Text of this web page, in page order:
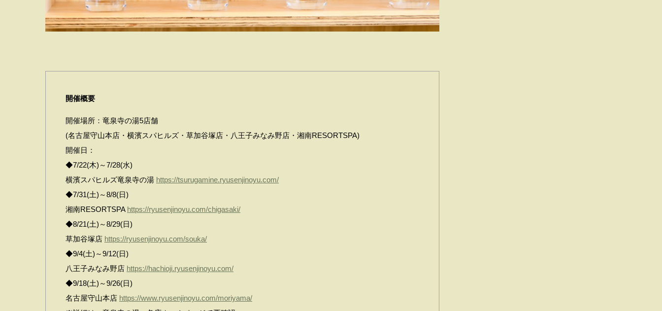
開催概要
開催場所：竜泉寺の湯5店舗
(名古屋守山本店・横濱スパヒルズ・草加谷塚店・八王子みなみ野店・湘南RESORTSPA)
開催日：
◆7/22(木)～7/28(水)
横濱スパヒルズ竜泉寺の湯 https://tsurugamine.ryusenjinoyu.com/
◆7/31(土)～8/8(日)
湘南RESORTSPA https://ryusenjinoyu.com/chigasaki/
◆8/21(土)～8/29(日)
草加谷塚店 https://ryusenjinoyu.com/souka/
◆9/4(土)～9/12(日)
八王子みなみ野店 https://hachioji.ryusenjinoyu.com/
◆9/18(土)～9/26(日)
名古屋守山本店 https://www.ryusenjinoyu.com/moriyama/